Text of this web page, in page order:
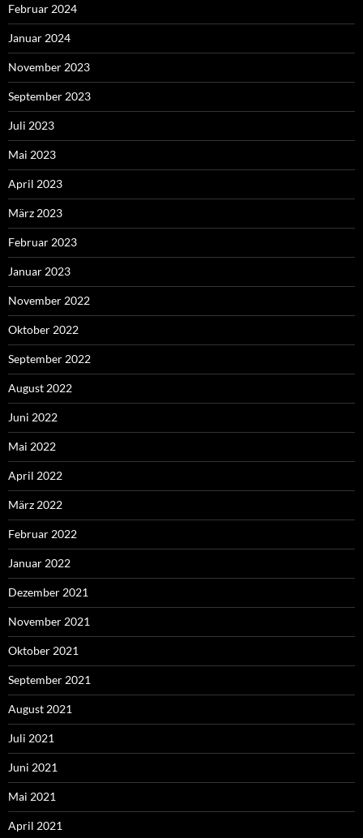
Februar 2024
Januar 2024
November 2023
September 2023
Juli 2023
Mai 2023
April 2023
März 2023
Februar 2023
Januar 2023
November 2022
Oktober 2022
September 2022
August 2022
Juni 2022
Mai 2022
April 2022
März 2022
Februar 2022
Januar 2022
Dezember 2021
November 2021
Oktober 2021
September 2021
August 2021
Juli 2021
Juni 2021
Mai 2021
April 2021